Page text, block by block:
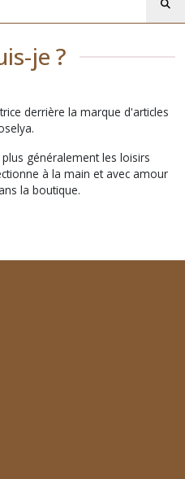
je ?
derrière la marque d'articles
généralement les loisirs
à la main et avec amour
la boutique.